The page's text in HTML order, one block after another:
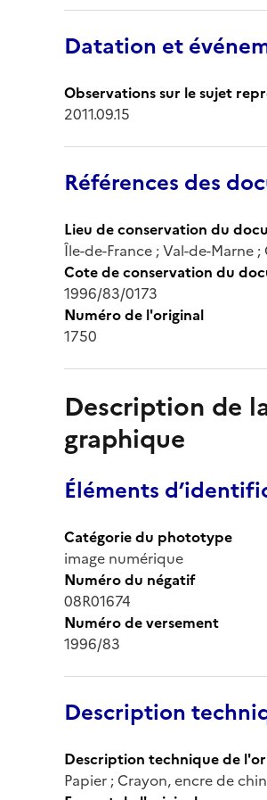
Datation et
Observations sur le sujet
2011.09.15
Références des
Lieu de conservation du
Île-de-France ; Val-de-
Cote de conservation du
1996/83/0173
Numéro de l'original
1750
Description de
graphique
Éléments
Catégorie du phototype
image numérique
Numéro du négatif
08R01674
Numéro de versement
1996/83
Description
Description technique de
Papier ; Crayon, encre de